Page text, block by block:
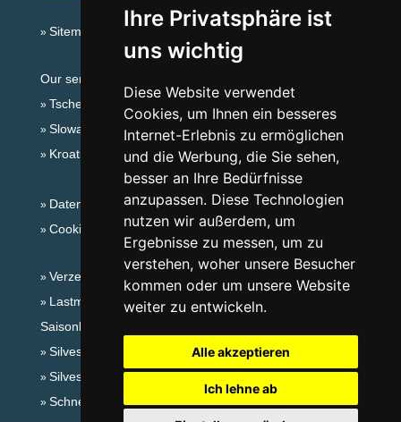
Ihre Privatsphäre ist
uns wichtig
Diese Website verwendet
Cookies, um Ihnen ein besseres
Internet-Erlebnis zu ermöglichen
und die Werbung, die Sie sehen,
besser an Ihre Bedürfnisse
anzupassen. Diese Technologien
nutzen wir außerdem, um
Ergebnisse zu messen, um zu
verstehen, woher unsere Besucher
kommen oder um unsere Website
weiter zu entwickeln.
Alle akzeptieren
Ich lehne ab
Sitemap
Our servers:
Tschechische Gebirge
Slowakische Gebirge
Kroatien
Datenschutz
Cookies
Verzeichnis der Unterkunft
Lastminute Adlergebirge
Saisonlinks:
Silvester Adlergebirge
Silvester im Gebirge 2025/26
Schneehöhen